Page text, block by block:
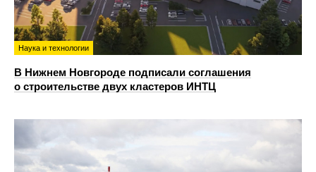
Наука и технологии
В Нижнем Новгороде подписали соглашения
о строительстве двух кластеров ИНТЦ